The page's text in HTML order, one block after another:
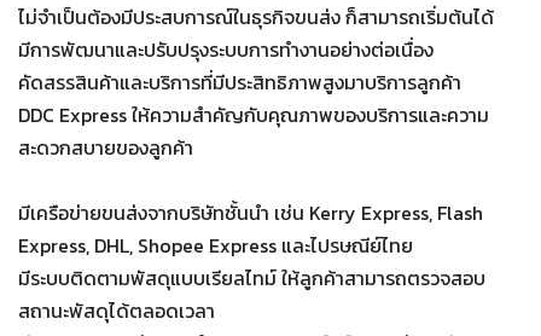
ไม่จำเป็นต้องมีประสบการณ์ในธุรกิจขนส่ง ก็สามารถเริ่มต้นได้
มีการพัฒนาและปรับปรุงระบบการทำงานอย่างต่อเนื่อง
คัดสรรสินค้าและบริการที่มีประสิทธิภาพสูงมาบริการลูกค้า
DDC Express ให้ความสำคัญกับคุณภาพของบริการและความ
สะดวกสบายของลูกค้า
มีเครือข่ายขนส่งจากบริษัทชั้นนำ เช่น Kerry Express, Flash
Express, DHL, Shopee Express และไปรษณีย์ไทย
มีระบบติดตามพัสดุแบบเรียลไทม์ ให้ลูกค้าสามารถตรวจสอบ
สถานะพัสดุได้ตลอดเวลา